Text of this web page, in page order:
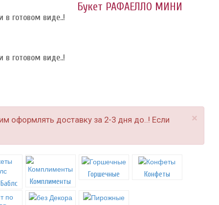
в готовом виде..!
Букет РАФАЕЛЛО МИНИ
в готовом виде..!
×
оформлять доставку за 2-3 дня до..! Если
Комплименты
Горшечные Конфеты